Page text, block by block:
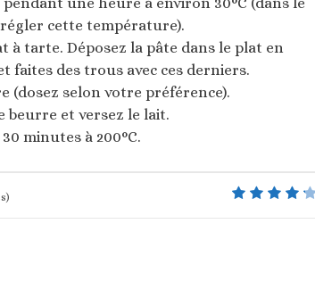
cette température).
à tarte. Déposez la pâte dans le plat en
faites des trous avec ces derniers.
(dosez selon votre préférence).
beurre et versez le lait.
minutes à 200°C.